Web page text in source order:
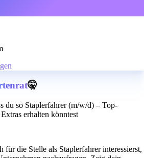
🤫
du so Staplerfahrer (m/w/d) – Top-
erhalten könntest
für die Stelle als Staplerfahrer interessierst,